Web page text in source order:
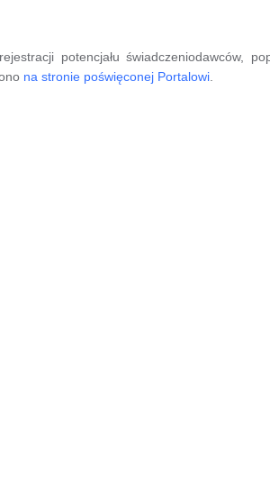
potencjału świadczeniodawców,
na stronie poświęconej Portalowi